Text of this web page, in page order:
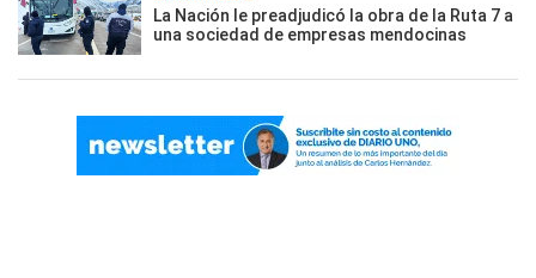
La Nación le preadjudicó la obra de la Ruta 7 a
una sociedad de empresas mendocinas